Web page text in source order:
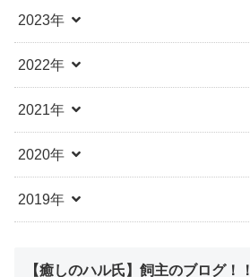
2023年
2022年
2021年
2020年
2019年
【癒しのハル氏】飼主のブログ！！